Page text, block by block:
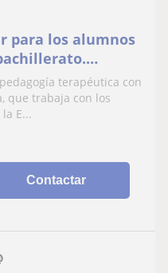
para los alumnos
Monte, Madrid.
terapéutica con
que trabaja con los
E...
Contactar